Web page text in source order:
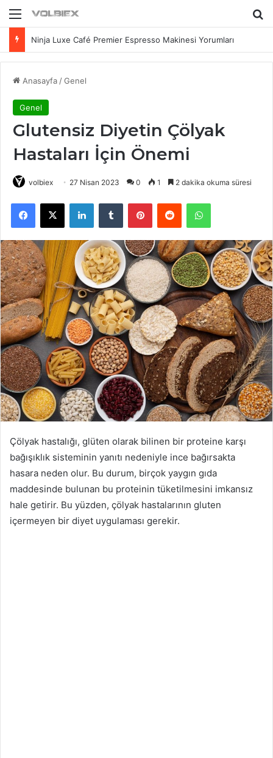
Menü
Ninja Luxe Café Premier Espresso Makinesi Yorumları
Anasayfa /Genel
Genel
Glutensiz Diyetin Çölyak
Hastaları İçin Önemi
volbiex 27 Nisan 2023 0 1 2 dakika okuma süresi
Facebook
X LinkedInTumblr PinterestReddit WhatsApp
Çölyak hastalığı, glüten olarak bilinen bir proteine karşı
bağışıklık sisteminin yanıtı nedeniyle ince bağırsakta
hasara neden olur. Bu durum, birçok yaygın gıda
maddesinde bulunan bu proteinin tüketilmesini imkansız
hale getirir. Bu yüzden, çölyak hastalarının gluten
içermeyen bir diyet uygulaması gerekir.